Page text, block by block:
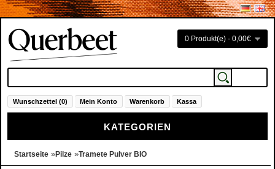
0 Produkt(e) - 0,00€
Wunschzettel (0) Mein Konto Warenkorb Kassa
KATEGORIEN
Startseite »Pilze »Tramete Pulver BIO